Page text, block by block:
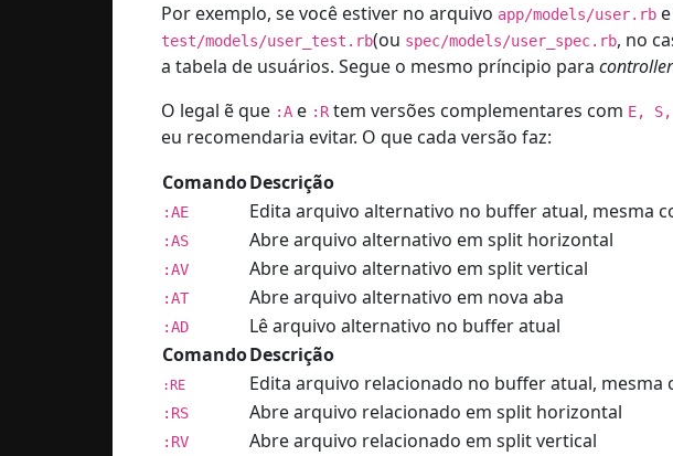
Por exemplo, se você estiver no arquivo app/models/user.rb
test/models/user_test.rb(ou spec/models/user_spec.rb, no
a tabela de usuários. Segue o mesmo príncipio para
O legal ẽ que :A e :Rtem versões complementares com E,
eu recomendaria evitar. O que cada versão faz:
ComandoDescrição
:AE Edita arquivo alternativo no buffer atual, mesma
:AS
Abre arquivo alternativo em split horizontal
:AV Abre arquivo alternativo em split vertical
:AT Abre arquivo alternativo em nova aba
:AD
Lê arquivo alternativo no buffer atual
ComandoDescrição
:RE Edita arquivo relacionado no buffer atual, mesma
:RS
Abre arquivo relacionado em split horizontal
:RV Abre arquivo relacionado em split vertical